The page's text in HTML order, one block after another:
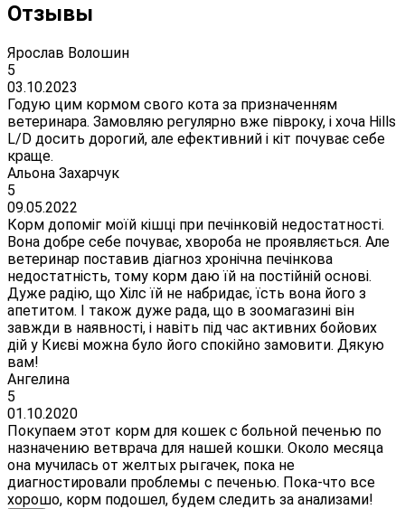
Отзывы
Ярослав Волошин
5
03.10.2023
Годую цим кормом свого кота за призначенням
ветеринара. Замовляю регулярно вже півроку, і хоча Hills
L/D досить дорогий, але ефективний і кіт почуває себе
краще.
Альона Захарчук
5
09.05.2022
Корм допоміг моїй кішці при печінковій недостатності.
Вона добре себе почуває, хвороба не проявляється. Але
ветеринар поставив діагноз хронічна печінкова
недостатність, тому корм даю їй на постійній основі.
Дуже радію, що Хілс їй не набридає, їсть вона його з
апетитом. І також дуже рада, що в зоомагазині він
завжди в наявності, і навіть під час активних бойових
дій у Києві можна було його спокійно замовити. Дякую
вам!
Ангелина
5
01.10.2020
Покупаем этот корм для кошек с больной печенью по
назначению ветврача для нашей кошки. Около месяца
она мучилась от желтых рыгачек, пока не
диагностировали проблемы с печенью. Пока-что все
хорошо, корм подошел, будем следить за анализами!